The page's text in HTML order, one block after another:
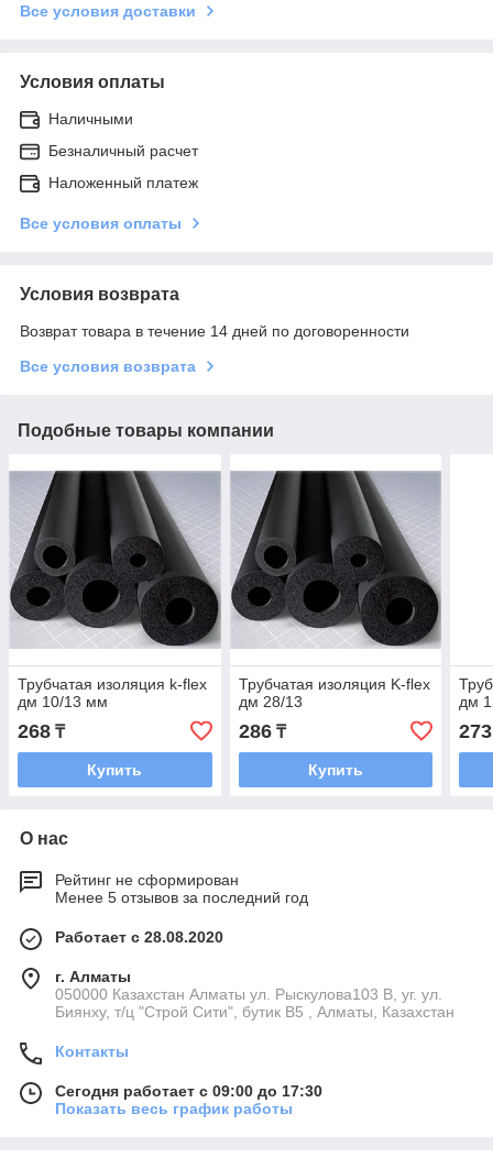
Все условия доставки
Условия оплаты
Наличными
Безналичный расчет
Наложенный платеж
Все условия оплаты
Условия возврата
Возврат товара в течение 14 дней по договоренности
Все условия возврата
Подобные товары компании
Трубчатая изоляция k-flex
дм 10/13 мм
268 ₸
Купить
Трубчатая изоляция K-flex
дм 28/13
286₸
Купить
дм
273
О нас
Рейтинг не сформирован
Менее 5 отзывов за последний год
Работает с 28.08.2020
г. Алматы
050000 Казахстан Алматы ул. Рыскулова103 В, уг. ул.
Биянху, т/ц "Строй Сити", бутик В5 , Алматы, Казахстан
Контакты
Сегодня работает с 09:00 до 17:30
Показать весь график работы